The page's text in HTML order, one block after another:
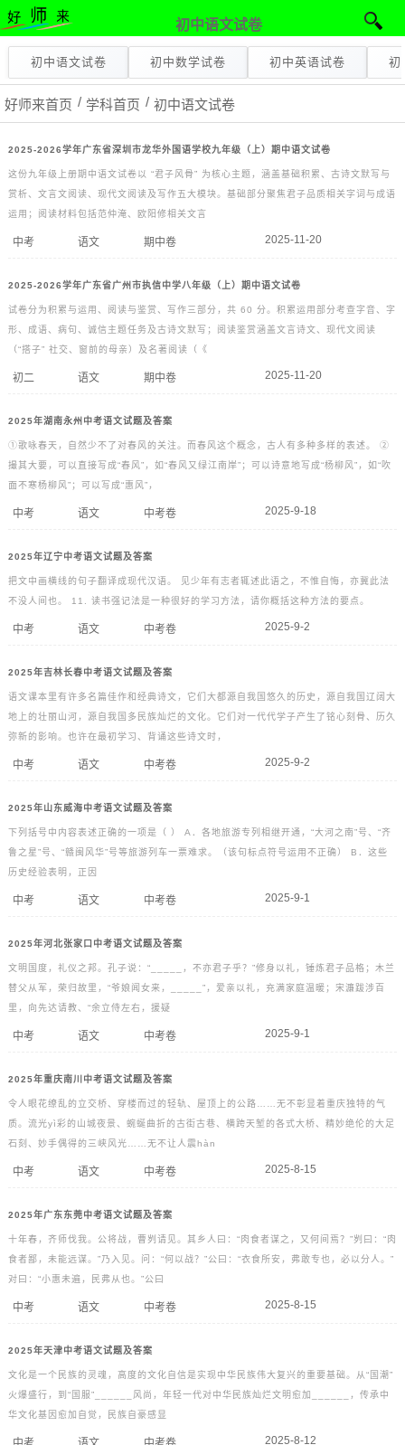
初中语文试卷
初中语文试卷 初中数学试卷 初中英语试卷 初
好师来首页 学科首页 初中语文试卷
2025-2026学年广东省深圳市龙华外国语学校九年级（上）期中语文试卷
这份九年级上册期中语文试卷以 “君子风骨” 为核心主题，涵盖基础积累、古诗文默写与
赏析、文言文阅读、现代文阅读及写作五大模块。基础部分聚焦君子品质相关字词与成语
运用；阅读材料包括范仲淹、欧阳修相关文言
中考 语文 期中卷 2025-11-20
2025-2026学年广东省广州市执信中学八年级（上）期中语文试卷
试卷分为积累与运用、阅读与鉴赏、写作三部分，共 60 分。积累运用部分考查字音、字
形、成语、病句、诚信主题任务及古诗文默写；阅读鉴赏涵盖文言诗文、现代文阅读
（“搭子” 社交、窗前的母亲）及名著阅读（《
初二 语文 期中卷 2025-11-20
2025年湖南永州中考语文试题及答案
①歌咏春天，自然少不了对春风的关注。而春风这个概念，古人有多种多样的表述。 ②
撮其大要，可以直接写成“春风”，如“春风又绿江南岸”；可以诗意地写成“杨柳风”，如“吹
面不寒杨柳风”；可以写成“惠风”，
中考 语文 中考卷 2025-9-18
2025年辽宁中考语文试题及答案
把文中画横线的句子翻译成现代汉语。 见少年有志者辄述此语之，不惟自悔，亦冀此法
不没人间也。 11. 读书强记法是一种很好的学习方法，请你概括这种方法的要点。
中考 语文 中考卷 2025-9-2
2025年吉林长春中考语文试题及答案
语文课本里有许多名篇佳作和经典诗文，它们大都源自我国悠久的历史，源自我国辽阔大
地上的壮丽山河，源自我国多民族灿烂的文化。它们对一代代学子产生了铭心刻骨、历久
弥新的影响。也许在最初学习、背诵这些诗文时，
中考 语文 中考卷 2025-9-2
2025年山东威海中考语文试题及答案
下列括号中内容表述正确的一项是（ ） A．各地旅游专列相继开通，“大河之南”号、“齐
鲁之星”号、“赣闽风华”号等旅游列车一票难求。（该句标点符号运用不正确） B．这些
历史经验表明，正因
中考 语文 中考卷 2025-9-1
2025年河北张家口中考语文试题及答案
文明国度，礼仪之邦。孔子说：“_____，不亦君子乎？”修身以礼，锤炼君子品格；木兰
替父从军，荣归故里，“爷娘闻女来，_____”，爱亲以礼，充满家庭温暖；宋濂跋涉百
里，向先达请教、“余立侍左右，援疑
中考 语文 中考卷 2025-9-1
2025年重庆南川中考语文试题及答案
令人眼花缭乱的立交桥、穿楼而过的轻轨、屋顶上的公路……无不彰显着重庆独特的气
质。流光yì彩的山城夜景、蜿蜒曲折的古街古巷、横跨天堑的各式大桥、精妙绝伦的大足
石刻、妙手偶得的三峡风光……无不让人震hàn
中考 语文 中考卷 2025-8-15
2025年广东东莞中考语文试题及答案
十年春，齐师伐我。公将战，曹刿请见。其乡人曰：“肉食者谋之，又何间焉？”刿曰：“肉
食者鄙，未能远谋。”乃入见。问：“何以战？”公曰：“衣食所安，弗敢专也，必以分人。”
对曰：“小惠未遍，民弗从也。”公曰
中考 语文 中考卷 2025-8-15
2025年天津中考语文试题及答案
文化是一个民族的灵魂，高度的文化自信是实现中华民族伟大复兴的重要基础。从“国潮”
火爆盛行，到“国服”______风尚，年轻一代对中华民族灿烂文明愈加______，传承中
华文化基因愈加自觉，民族自豪感显
2025-8-12